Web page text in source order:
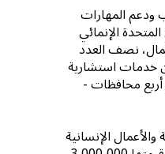
المهارات
المتحدة الإنمائي
الأعمال، نصف العدد
خدمات استشارية
وشابّة في أربع محافظات -
الإنسانية